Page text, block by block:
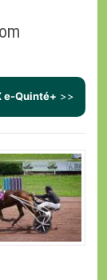
e-Quinté+ >>